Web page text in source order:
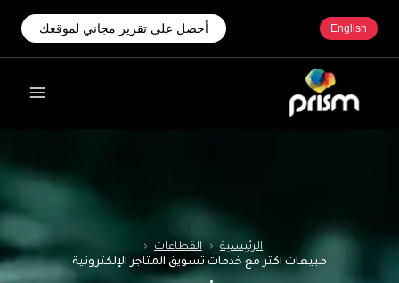
English أحصل على تقرير مجاني لموقعك
الرئيسية ‹ القطاعات ‹
مبيعات اكثر مع خدمات تسويق المتاجر الإلكترونية